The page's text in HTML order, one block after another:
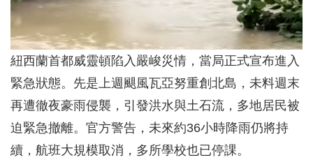
紐西蘭首都威靈頓陷入嚴峻災情，當局正式宣布進入
緊急狀態。先是上週颶風瓦亞努重創北島，未料週末
再遭徹夜豪雨侵襲，引發洪水與土石流，多地居民被
迫緊急撤離。官方警告，未來約36小時降雨仍將持
續，航班大規模取消，多所學校也已停課。